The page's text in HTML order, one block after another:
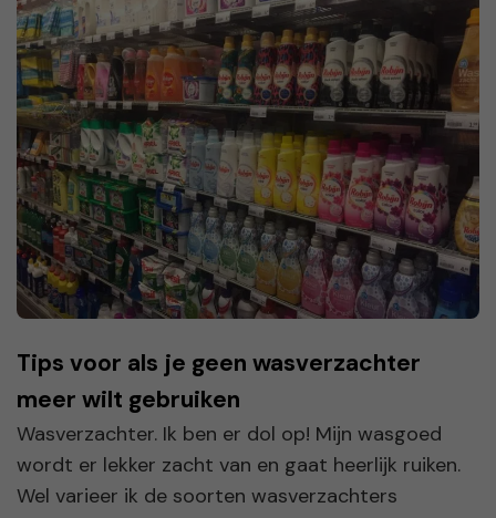
Tips voor als je geen wasverzachter
meer wilt gebruiken
Wasverzachter. Ik ben er dol op! Mijn wasgoed
wordt er lekker zacht van en gaat heerlijk ruiken.
Wel varieer ik de soorten wasverzachters